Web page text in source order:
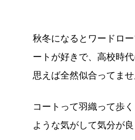
秋冬になるとワードロ
ートが好きで、高校時
思えば全然似合ってませ
コートって羽織って歩
ような気がして気分が